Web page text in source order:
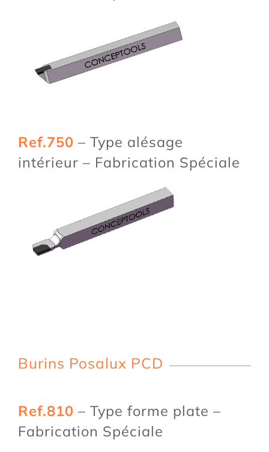
Ref.750 – Type alésage
intérieur – Fabrication Spéciale
Burins Posalux PCD
Ref.810 – Type forme plate –
Fabrication Spéciale